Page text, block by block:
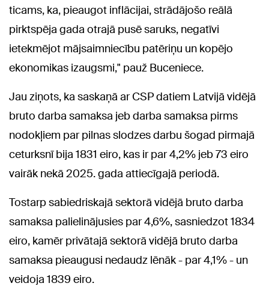
ticams, ka, pieaugot inflācijai, strādājošo reālā
pirktspēja gada otrajā pusē saruks, negatīvi
ietekmējot mājsaimniecību patēriņu un kopējo
ekonomikas izaugsmi," pauž Buceniece.
Jau ziņots, ka saskaņā ar CSP datiem Latvijā vidējā
bruto darba samaksa jeb darba samaksa pirms
nodokļiem par pilnas slodzes darbu šogad pirmajā
ceturksnī bija 1831 eiro, kas ir par 4,2% jeb 73 eiro
vairāk nekā 2025. gada attiecīgajā periodā.
Tostarp sabiedriskajā sektorā vidējā bruto darba
samaksa palielinājusies par 4,6%, sasniedzot 1834
eiro, kamēr privātajā sektorā vidējā bruto darba
samaksa pieaugusi nedaudz lēnāk - par 4,1% - un
veidoja 1839 eiro.